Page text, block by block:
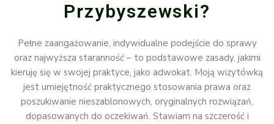
Przybyszewski?
Pełne zaangażowanie, indywidualne podejście do sprawy
oraz najwyższa staranność – to podstawowe zasady, jakimi
kieruję się w swojej praktyce, jako adwokat. Moją wizytówką
jest umiejętność praktycznego stosowania prawa oraz
poszukiwanie nieszablonowych, oryginalnych rozwiązań,
dopasowanych do oczekiwań. Stawiam na szczerość i